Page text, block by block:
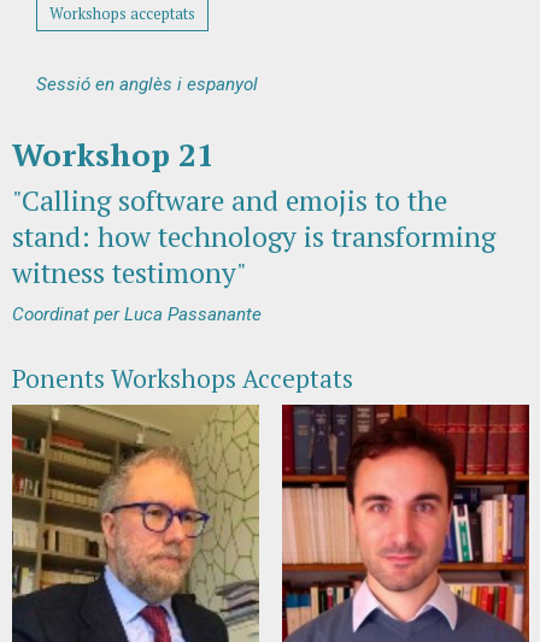
Workshops acceptats
Sessió en anglès i espanyol
Workshop 21
"Calling software and emojis to the
stand: how technology is transforming
witness testimony"
Coordinat per Luca Passanante
Ponents Workshops Acceptats